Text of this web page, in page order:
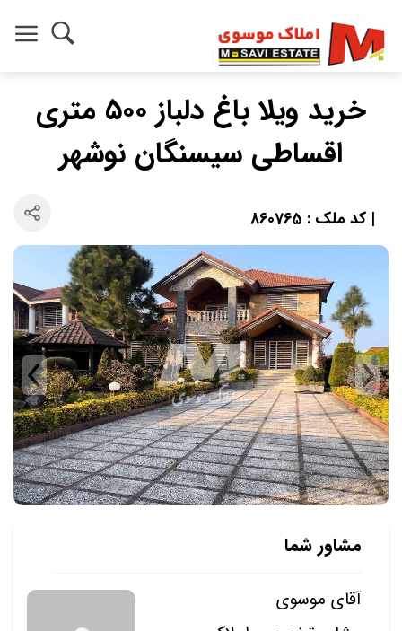
خرید ویلا باغ دلباز ۵۰۰ متری
اقساطی سیسنگان نوشهر
| کد ملک : 860765
مشاور شما
آقای موسوی